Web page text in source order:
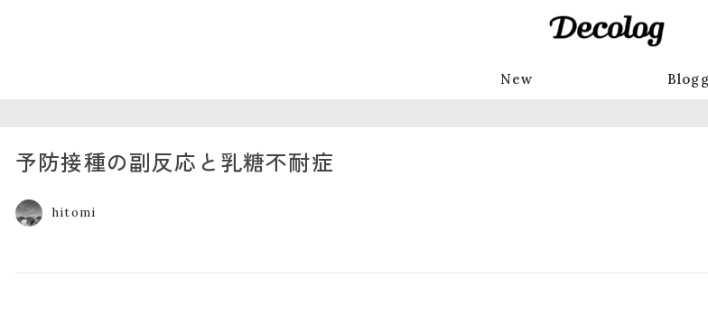
New
予防接種の副反応と乳糖不耐症
hitomi